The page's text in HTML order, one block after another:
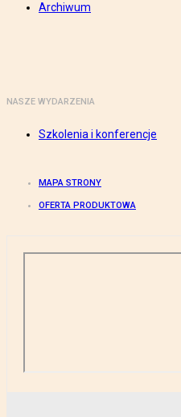
Archiwum
NASZE WYDARZENIA
Szkolenia i konferencje
MAPA STRONY
OFERTA PRODUKTOWA